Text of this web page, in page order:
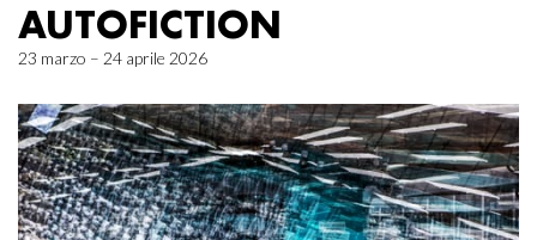
AUTOFICTION
23 marzo – 24 aprile 2026